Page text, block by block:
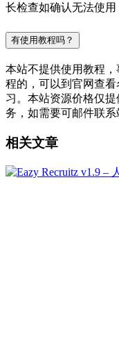
长检查如确认无法使用
有使用教程吗？
本站不提供使用教程
程的，可以到官网查看
习。本站资源价格仅
务，如需要可邮件联系
相关文章